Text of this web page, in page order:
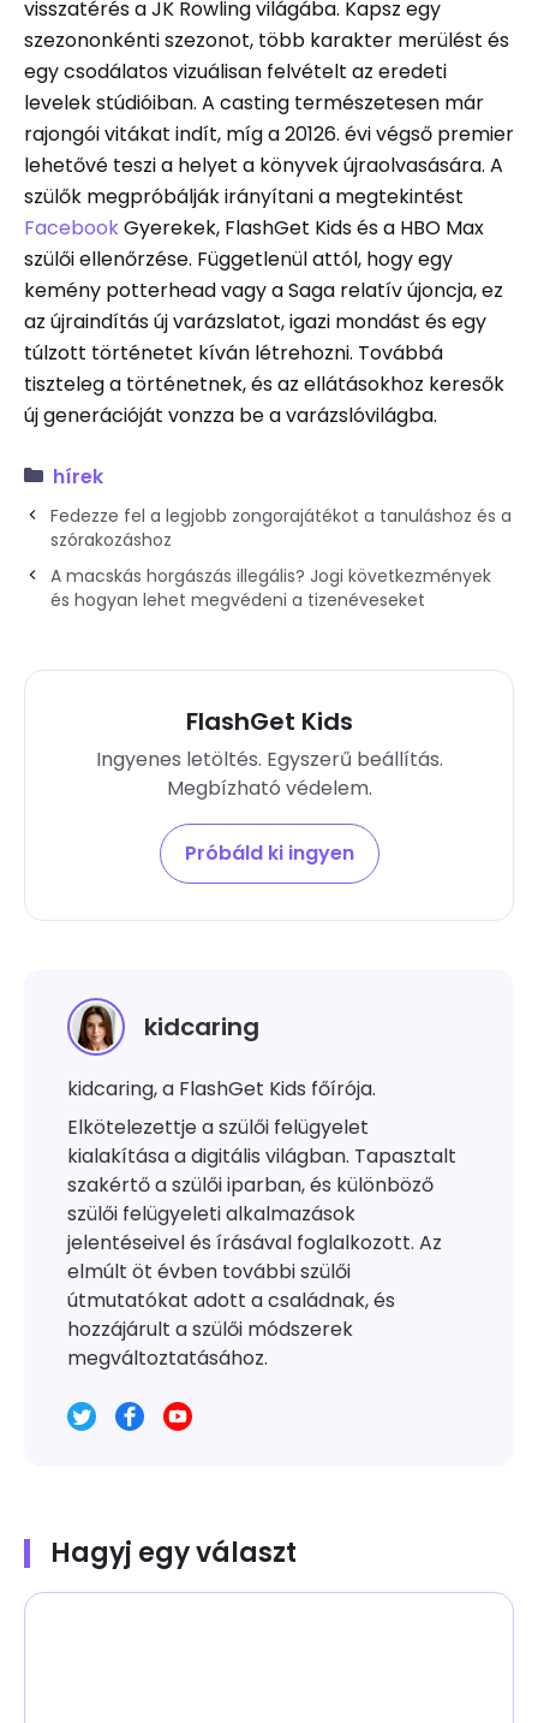
visszatérés a JK Rowling világába. Kapsz egy
szezononkénti szezonot, több karakter merülést és
egy csodálatos vizuálisan felvételt az eredeti
levelek stúdióiban. A casting természetesen már
rajongói vitákat indít, míg a 20126. évi végső premier
lehetővé teszi a helyet a könyvek újraolvasására. A
szülők megpróbálják irányítani a megtekintést
FacebookGyerekek, FlashGet Kids és a HBO Max
szülői ellenőrzése. Függetlenül attól, hogy egy
kemény potterhead vagy a Saga relatív újoncja, ez
az újraindítás új varázslatot, igazi mondást és egy
túlzott történetet kíván létrehozni. Továbbá
tiszteleg a történetnek, és az ellátásokhoz keresők
új generációját vonzza be a varázslóvilágba.
hírek
Fedezze fel a legjobb zongorajátékot a tanuláshoz és a
szórakozáshoz
A macskás horgászás illegális? Jogi következmények
és hogyan lehet megvédeni a tizenéveseket
FlashGet Kids
Ingyenes letöltés. Egyszerű beállítás.
Megbízható védelem.
Próbáld ki ingyen
kidcaring
kidcaring, a FlashGet Kids főírója.
Elkötelezettje a szülői felügyelet
kialakítása a digitális világban. Tapasztalt
szakértő a szülői iparban, és különböző
szülői felügyeleti alkalmazások
jelentéseivel és írásával foglalkozott. Az
elmúlt öt évben további szülői
útmutatókat adott a családnak, és
hozzájárult a szülői módszerek
megváltoztatásához.
Hagyj egy választ